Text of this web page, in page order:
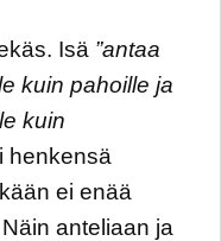
Isä ”antaa
kuin pahoille ja
kuin
henkensä
ei enää
anteliaan ja